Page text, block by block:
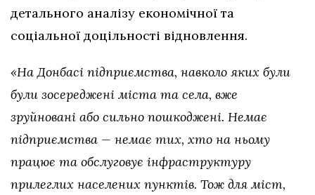
детального аналізу економічної та
соціальної доцільності відновлення.
«На Донбасі підприємства, навколо яких були
були зосереджені міста та села, вже
зруйновані або сильно пошкоджені. Немає
підприємства — немає тих, хто на ньому
працює та обслуговує інфраструктуру
прилеглих населених пунктів. Тож для міст,